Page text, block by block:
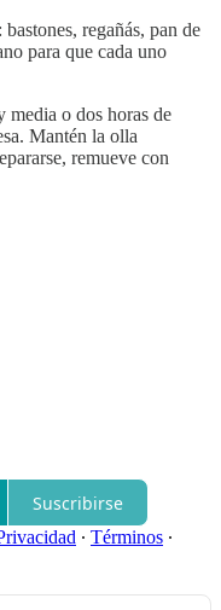
regañás, pan de
para que cada uno
media o dos horas de
Mantén la olla
remueve con
Suscribirse
∙ Términos ∙